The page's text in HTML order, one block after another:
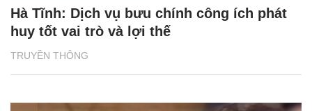
TRUYỀN THÔNG
Hà Tĩnh: Dịch vụ bưu chính công ích phát
huy tốt vai trò và lợi thế